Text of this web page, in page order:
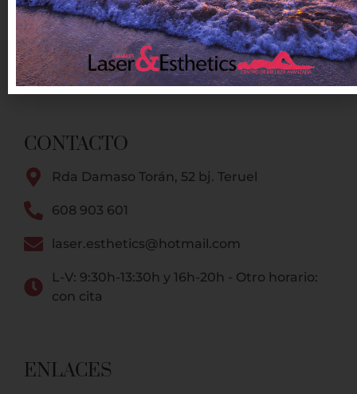
ENLACES
CONTACTO
Rda Damaso Torán, 52 bj. Teruel
608 903 601
laser.esthetics@hotmail.com
L-V: 9:30h-13:30h y 16h-20h - Otro horario:
con cita
Espacio de belleza, bienestar y
equilibrio interior.